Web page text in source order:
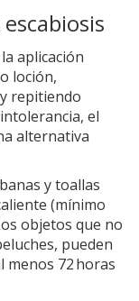
aplicación
loción,
repitiendo
el
alternativa
y toallas
(mínimo
objetos que no
pueden
menos 72 horas